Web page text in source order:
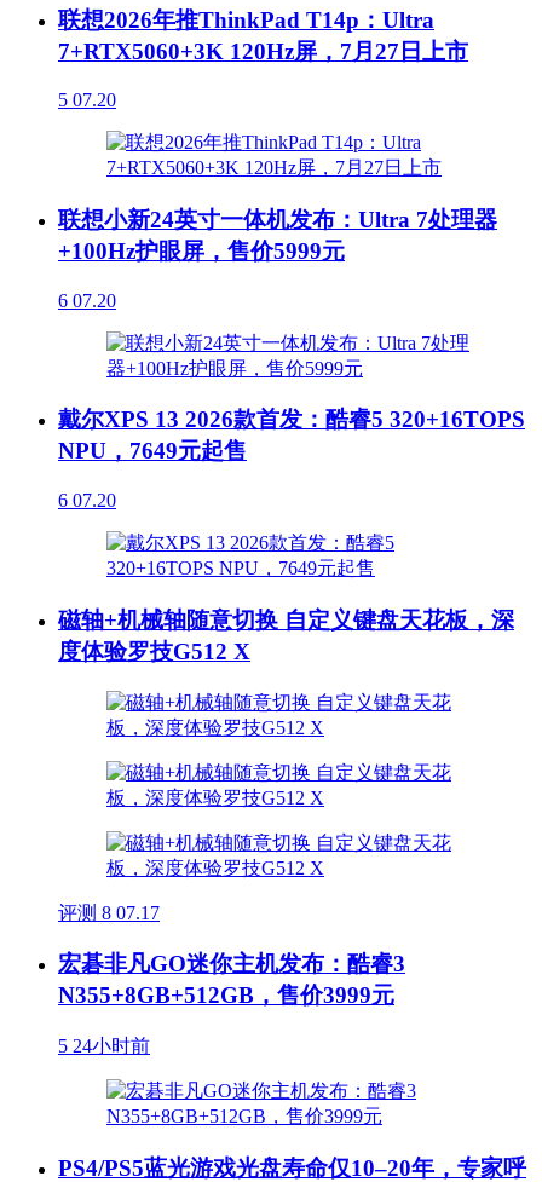
联想2026年推ThinkPad T14p：Ultra
7+RTX5060+3K 120Hz屏，7月27日上市
5 07.20
联想小新24英寸一体机发布：Ultra 7处理器
+100Hz护眼屏，售价5999元
6 07.20
戴尔XPS 13 2026款首发：酷睿5 320+16TOPS
NPU，7649元起售
6 07.20
磁轴+机械轴随意切换 自定义键盘天花板，深
度体验罗技G512 X
评测 8 07.17
宏碁非凡GO迷你主机发布：酷睿3
N355+8GB+512GB，售价3999元
5 24小时前
PS4/PS5蓝光游戏光盘寿命仅10–20年，专家呼